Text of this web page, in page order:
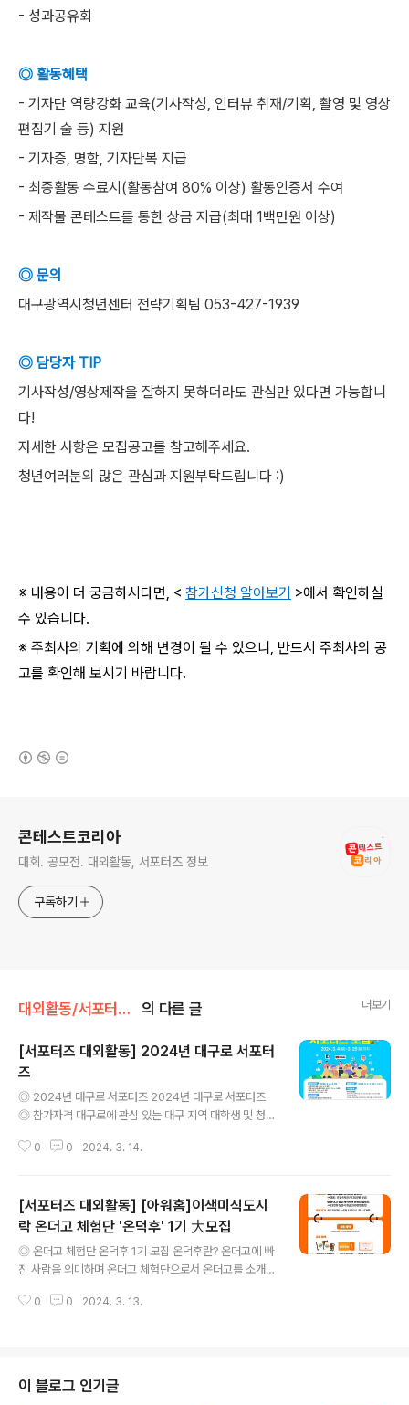
- 성과공유회
◎ 활동혜택
- 기자단 역량강화 교육(기사작성, 인터뷰 취재/기획, 촬영 및 영상
편집기 술 등) 지원
- 기자증, 명함, 기자단복 지급
- 최종활동 수료시(활동참여 80% 이상) 활동인증서 수여
- 제작물 콘테스트를 통한 상금 지급(최대 1백만원 이상)
◎ 문의
대구광역시청년센터 전략기획팀 053-427-1939
◎ 담당자 TIP
기사작성/영상제작을 잘하지 못하더라도 관심만 있다면 가능합니
다!
자세한 사항은 모집공고를 참고해주세요.
청년여러분의 많은 관심과 지원부탁드립니다 :)
※ 내용이 더 궁금하시다면, < 참가신청 알아보기 >에서 확인하실
수 있습니다.
※ 주최사의 기획에 의해 변경이 될 수 있으니, 반드시 주최사의 공
고를 확인해 보시기 바랍니다.
콘테스트코리아
대회. 공모전. 대외활동, 서포터즈 정보
구독하기
대외활동/서포터즈 • 기자단 의 다른 글 더보기
[서포터즈 대외활동] 2024년 대구로 서포터
즈
◎ 2024년 대구로 서포터즈 2024년 대구로 서포터즈
◎ 참가자격 대구로에 관심 있는 대구 지역 대학생 및 청년
(월) ◎ 모집 분야 1. SNS(네이버 블로그, 인스타그램 등)
상, 이미지 10장 이상을 포함한 홍보물 제작 - 그 외 SNS :
글자수 100자 이상, 이미지 5장 이상을 포함한 홍보물 제
작 - 공동 : 홍보물 키워드(해시태그 등) 5개 이상을 포함하
여 홍보물 게시 * 이미지 : 사진, 화면 캡처, 일러스트 등 *
(블로그는 5..
0 0 2024. 3. 14.
[서포터즈 대외활동] [아워홈]이색미식도시
락 온더고 체험단 '온덕후' 1기 大모집
◎ 온더고 체험단 온덕후 1기 모집 온덕후란? 온더고에 빠
진 사람을 의미하며 온더고 체험단으로서 온더고를 소개하
도시락을 매주 제공받을 수 있으며, ⠀ 열심히 참여해 주신
나, 매주 인스타그램 포스팅 가능한 자 ◎ 우대사항 개인
인스타그램 채널 운영자 포토샵/동영상편집이 가능한자 S
0 0 2024. 3. 13.
이 블로그 인기글